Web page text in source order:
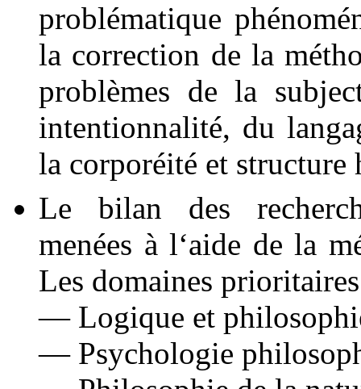
problématique
la correction de la
problèmes de la
intentionnalité, du
la corporéité et structure
Le bilan des
menées à l‘aide de la
Les domaines
— Logique et
— Psychologie